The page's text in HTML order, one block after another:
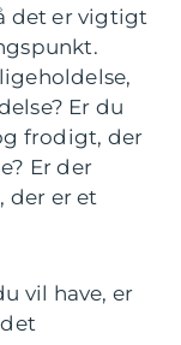
det er vigtigt
Er du
frodigt, der
Er der
der er et
vil have, er